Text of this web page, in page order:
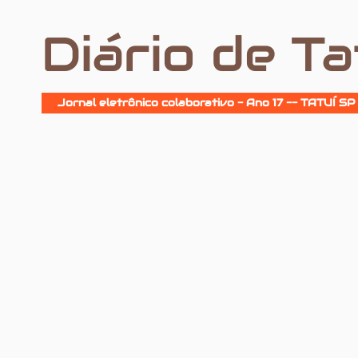
Diário de
Jornal eletrônico colaborativo - Ano 17 -- TATUÍ SP